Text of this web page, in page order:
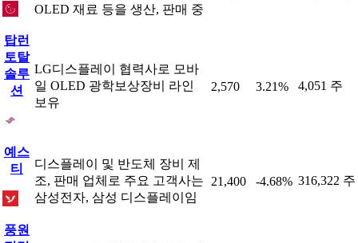
OLED 재료 등을 생산, 판매 중
탑런
토탈
솔루
션
LG디스플레이 협력사로 모바
일 OLED 광학보상장비 라인
보유
2,570 3.21% 4,051 주
예스
티
디스플레이 및 반도체 장비 제
조, 판매 업체로 주요 고객사는
삼성전자, 삼성 디스플레이임
21,400 -4.68% 316,322 주
풍원